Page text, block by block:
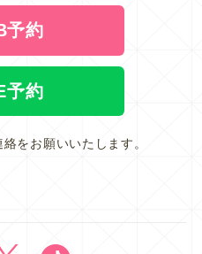
予約
予約
をお願いいたします。